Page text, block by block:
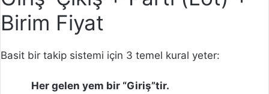
Birim Fiyat
Basit bir takip sistemi için 3 temel kural yeter:
Her gelen yem bir “Giriş”tir.